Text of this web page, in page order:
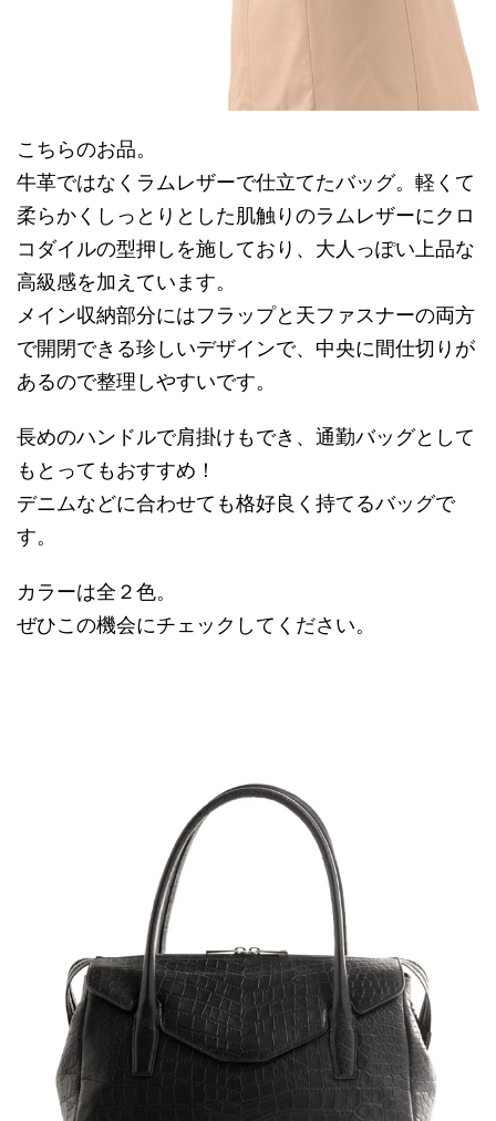
こちらのお品。
牛革ではなくラムレザーで仕立てたバッグ。軽くて
柔らかくしっとりとした肌触りのラムレザーにクロ
コダイルの型押しを施しており、大人っぽい上品な
高級感を加えています。
メイン収納部分にはフラップと天ファスナーの両方
で開閉できる珍しいデザインで、中央に間仕切りが
あるので整理しやすいです。
長めのハンドルで肩掛けもでき、通勤バッグとして
もとってもおすすめ！
デニムなどに合わせても格好良く持てるバッグで
す。
カラーは全２色。
ぜひこの機会にチェックしてください。